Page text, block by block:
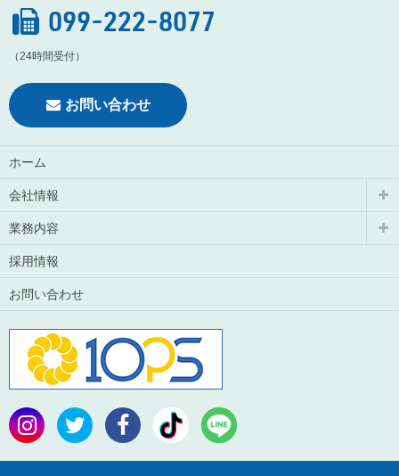
099-222-8077
（24時間受付）
お問い合わせ
ホーム
会社情報
業務内容
採用情報
お問い合わせ